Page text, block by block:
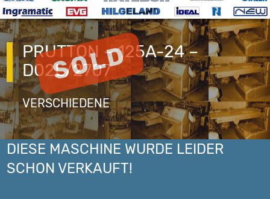
PRUTTON – 125A-24 –
D02L/2707
VERSCHIEDENE
DIESE MASCHINE WURDE LEIDER
SCHON VERKAUFT!